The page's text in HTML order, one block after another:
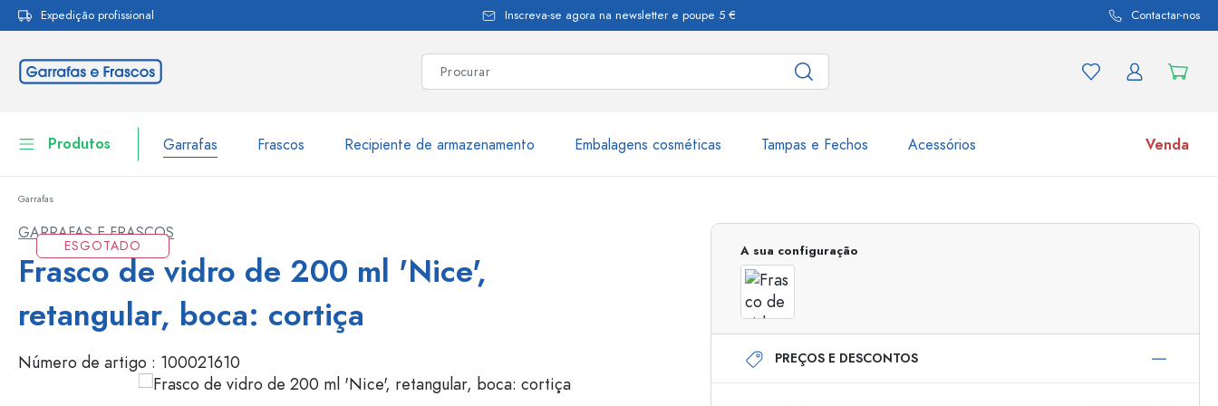
Saltar para a navegação principal
Expedição profissional Inscreva-se agora na newsletter e poupe 5 € Contactar-nos
Produtos Garrafas Frascos Recipiente de armazenamento Embalagens cosméticas Tampas e Fechos Acessórios Venda
Frascos
Louça de mesa
Embalagens cosméticas
Garrafas por marca
Garrafas Estal
Garrafas com tampa mecânica
Frascos de pulverização
Dispensadores Airless
Frascos com roll-on
Frascos
Garrafas
GARRAFAS E FRASCOS
Frasco de vidro de 200 ml 'Nice',
retangular, boca: cortiça
Número de artigo : 100021610
ESGOTADO A sua configuração
PREÇOS E DESCONTOS